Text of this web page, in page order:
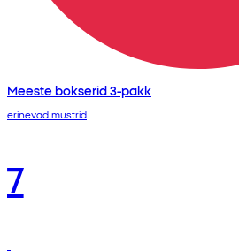
Meeste bokserid 3-pakk
erinevad mustrid
7